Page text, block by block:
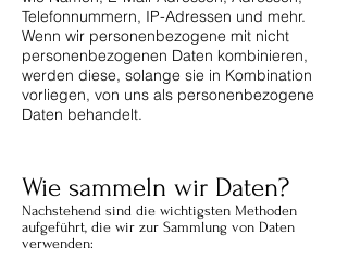
Telefonnummern, IP-Adressen und mehr.
Wenn wir personenbezogene mit nicht
personenbezogenen Daten kombinieren,
werden diese, solange sie in Kombination
vorliegen, von uns als personenbezogene
Daten behandelt.
Wie sammeln wir Daten?
Nachstehend sind die wichtigsten Methoden
aufgeführt, die wir zur Sammlung von Daten
verwenden: